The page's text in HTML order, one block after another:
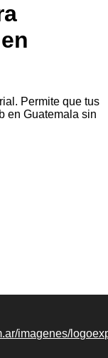
Permite que tus
en Guatemala sin